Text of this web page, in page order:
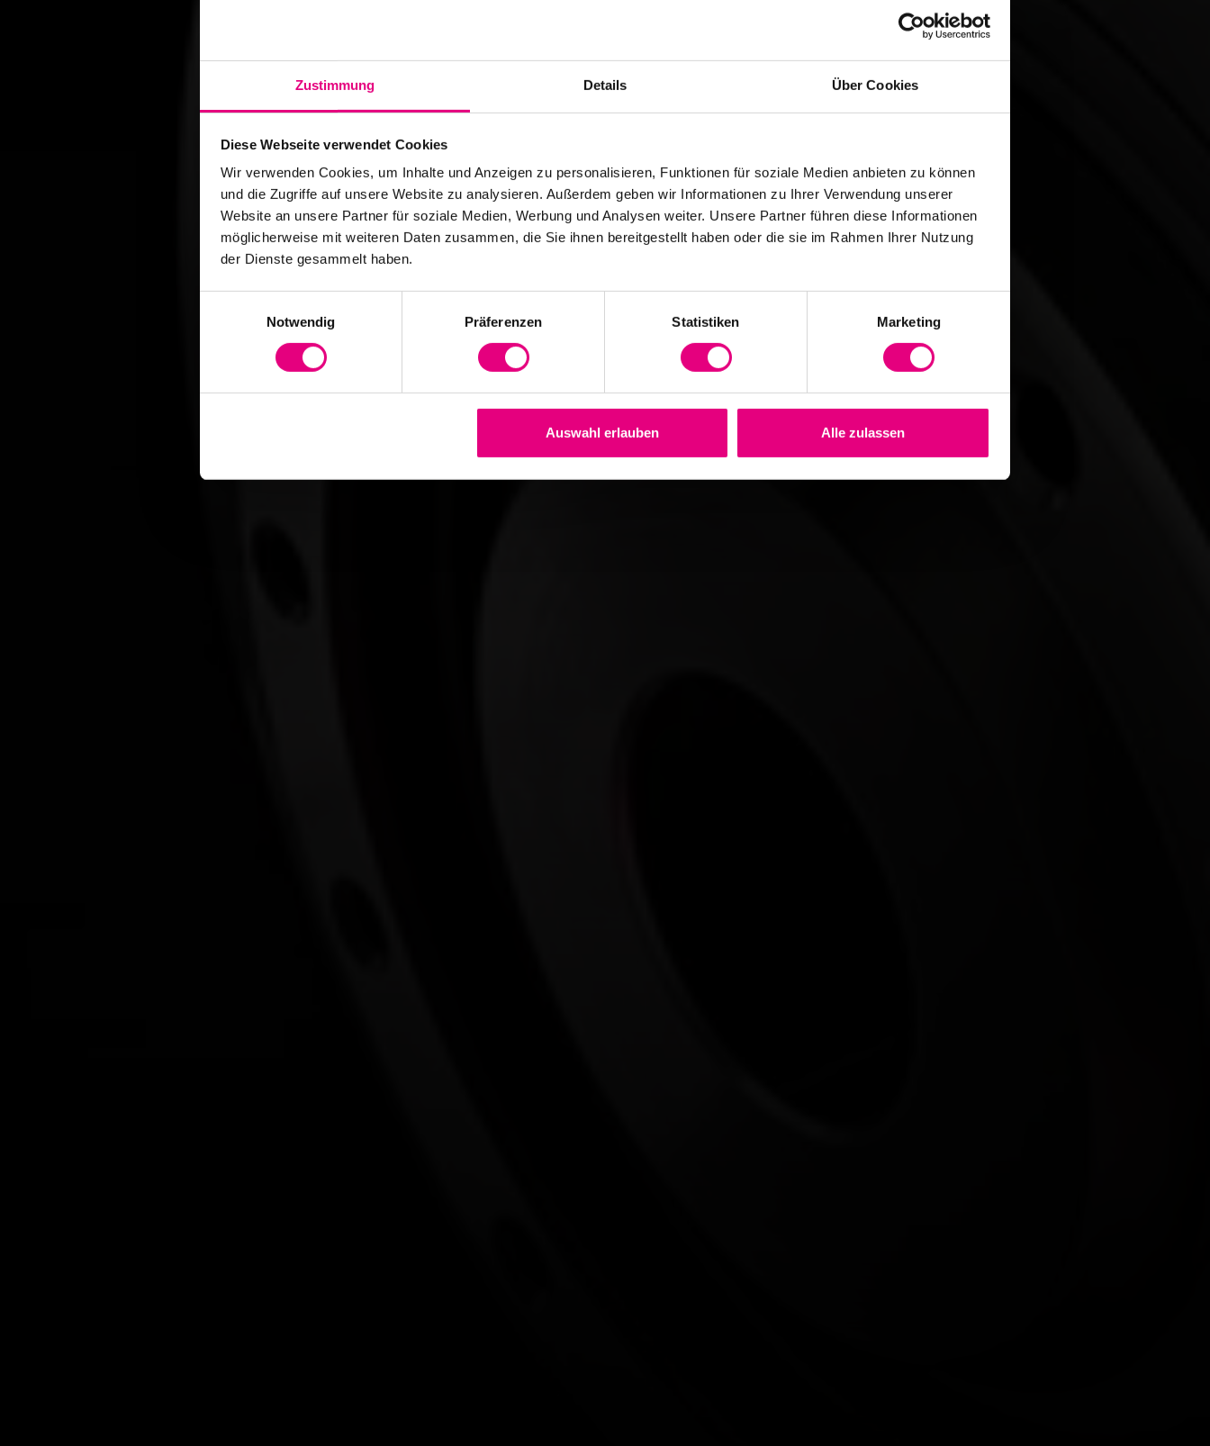
Zustimmung Details Über Cookies
Diese Webseite verwendet Cookies
Wir verwenden Cookies, um Inhalte und Anzeigen zu personalisieren, Funktionen für soziale Medien anbieten zu können
und die Zugriffe auf unsere Website zu analysieren. Außerdem geben wir Informationen zu Ihrer Verwendung unserer
Website an unsere Partner für soziale Medien, Werbung und Analysen weiter. Unsere Partner führen diese Informationen
möglicherweise mit weiteren Daten zusammen, die Sie ihnen bereitgestellt haben oder die sie im Rahmen Ihrer Nutzung
der Dienste gesammelt haben.
Notwendig
Präferenzen Statistiken Marketing
Auswahl erlauben Alle zulassen